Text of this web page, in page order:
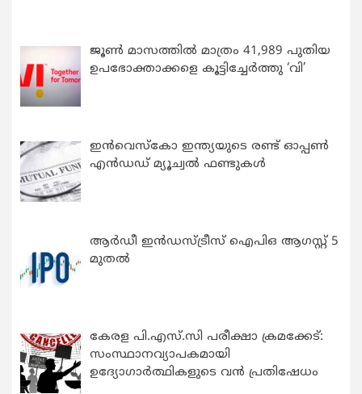
ജൂൺ മാസത്തിൽ മാത്രം 41,989 പുതിയ
ഉപഭോക്താക്കളെ കൂട്ടിച്ചേർത്തു ‘വി’
ഇന്‍വെസ്കോ ഇന്ത്യയുടെ രണ്ട് ഓപ്പണ്‍
എന്‍ഡഡ് മ്യൂച്വല്‍ ഫണ്ടുകള്‍
ആർഡീ ഇൻഡസ്ട്രീസ് ഐപിഒ ആഗസ്റ്റ് 5
മുതൽ
കേരള പി.എസ്.സി പരീക്ഷാ ക്രമക്കേട്:
സംസ്ഥാനവ്യാപകമായി
ഉദ്യോഗാര്‍ത്ഥികളുടെ വന്‍ പ്രതിഷേധം